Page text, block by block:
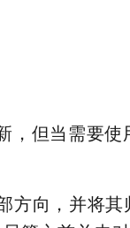
但当需要
方向，并将